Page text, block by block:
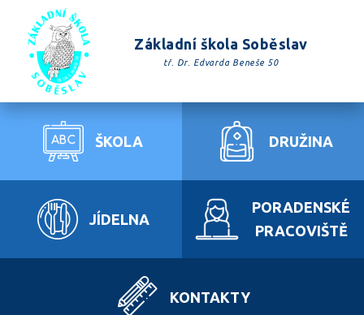
Základní škola Soběslav
tř. Dr. Edvarda Beneše 50
ŠKOLA DRUŽINA
JÍDELNA
PORADENSKÉ
PRACOVIŠTĚ
KONTAKTY